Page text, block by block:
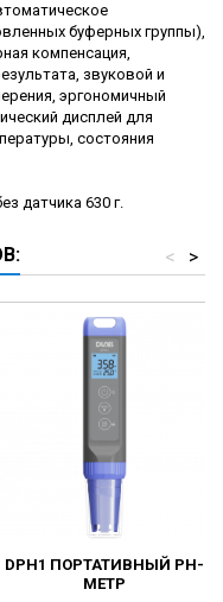
буферных группы),
компенсация,
звуковой и
эргономичный
дисплей для
состояния
датчика 630 г.
>
<
DPH1 ПОРТАТИВНЫЙ PH-
МЕТР